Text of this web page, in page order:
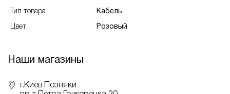
Тип товара Кабель
Цвет Розовый
Наши магазины
г.Киев Позняки